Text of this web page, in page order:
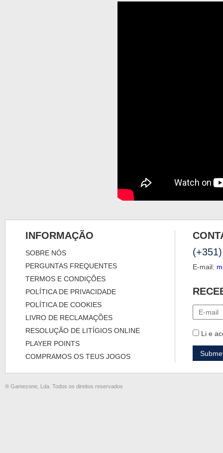
INFORMAÇÃO
SOBRE NÓS
PERGUNTAS FREQUENTES
TERMOS E CONDIÇÕES
POLÍTICA DE PRIVACIDADE
POLÍTICA DE COOKIES
LIVRO DE RECLAMAÇÕES
RESOLUÇÃO DE LITÍGIOS ONLINE
PLAYER POINTS
COMPRAMOS OS TEUS JOGOS
E-mail:
Li e
® Gamezone, Lda. Todos os direitos reservados